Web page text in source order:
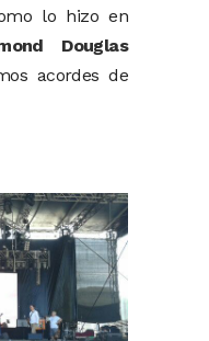
lo hizo en
Douglas
acordes de